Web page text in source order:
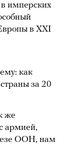
в имперских
в ХХI
как
за 20
же
армией,
ООН, нам